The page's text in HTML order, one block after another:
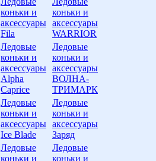
коньки и
аксессуары
Fila
Ледовые
коньки и
аксессуары
Alpha
Caprice
Ледовые
коньки и
аксессуары
Ice Blade
Ледовые
коньки и
коньки и
аксессуары
WARRIOR
Ледовые
коньки и
аксессуары
ВОЛНА-
ТРИМАРК
Ледовые
коньки и
аксессуары
Заряд
Ледовые
коньки и